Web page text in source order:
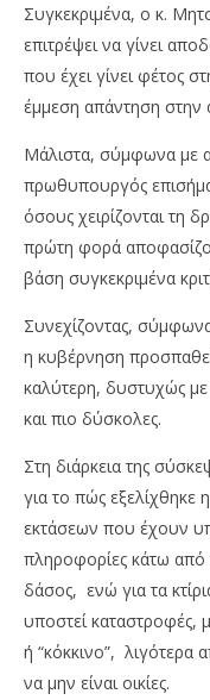
Ανάγκη για
πρωθυπουργός
Προστασία
14/08/2024
Συγκεκριμένα, ο κ.
επιτρέψει να γίνει
που έχει γίνει φέτος
έμμεση απάντηση στην
Μάλιστα, σύμφωνα με
πρωθυπουργός
όσους χειρίζονται τη
πρώτη φορά
βάση συγκεκριμένα
Συνεχίζοντας, σύμφωνα
η κυβέρνηση
καλύτερη, δυστυχώς με
και πιο δύσκολες.
Στη διάρκεια της
για το πώς εξελίχθηκε
εκτάσεων που έχουν
πληροφορίες κάτω από
δάσος, ενώ για τα
υποστεί καταστροφές,
ή “κόκκινο”, λιγότερα
να μην είναι οικίες.